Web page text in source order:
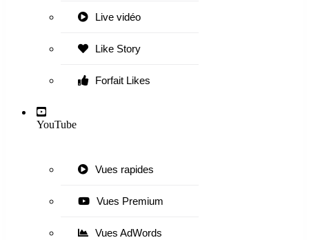
Live vidéo
Like Story
Forfait Likes
YouTube
Vues rapides
Vues Premium
Vues AdWords